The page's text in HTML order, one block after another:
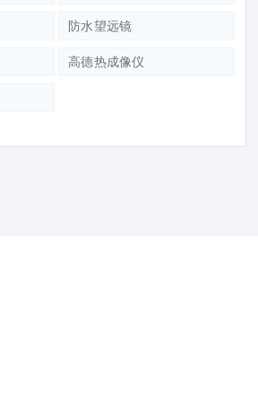
防水望远镜
高德热成像仪